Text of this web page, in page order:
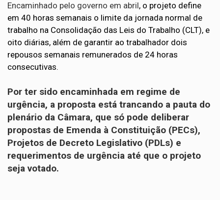
Encaminhado pelo governo em abril, o projeto define
em 40 horas semanais o limite da jornada normal de
trabalho na Consolidação das Leis do Trabalho (CLT), e
oito diárias, além de garantir ao trabalhador dois
repousos semanais remunerados de 24 horas
consecutivas.
Por ter sido encaminhada em regime de
urgência, a proposta está trancando a pauta do
plenário da Câmara, que só pode deliberar
propostas de Emenda à Constituição (PECs),
Projetos de Decreto Legislativo (PDLs) e
requerimentos de urgência até que o projeto
seja votado.